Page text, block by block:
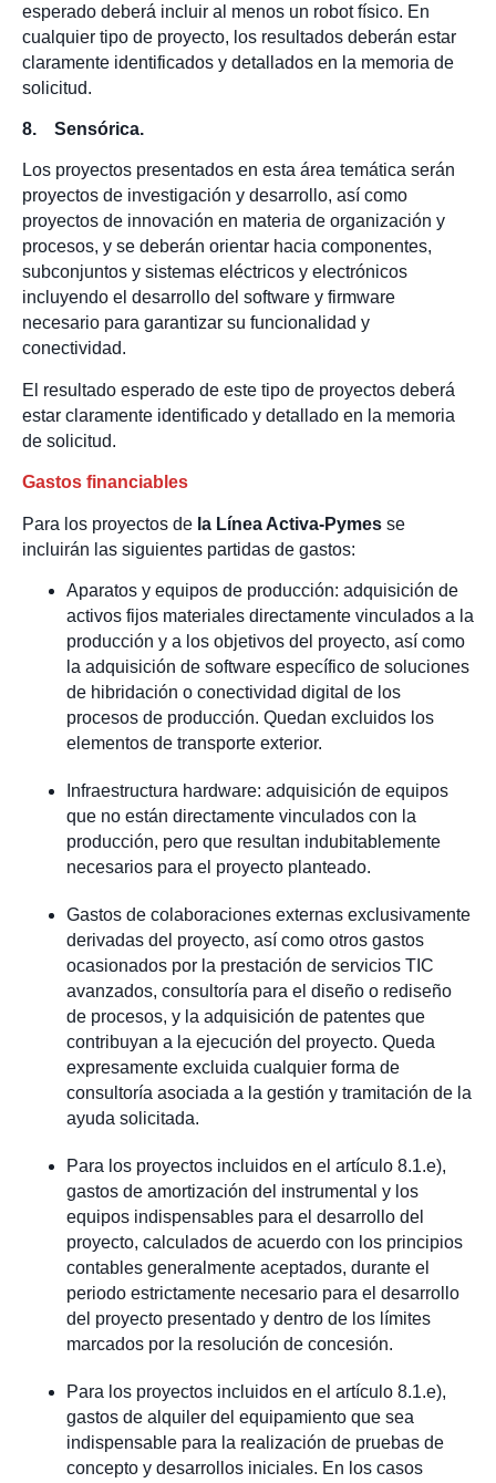
esperado deberá incluir al menos un robot físico. En
cualquier tipo de proyecto, los resultados deberán estar
claramente identificados y detallados en la memoria de
solicitud.
8. Sensórica.
Los proyectos presentados en esta área temática serán
proyectos de investigación y desarrollo, así como
proyectos de innovación en materia de organización y
procesos, y se deberán orientar hacia componentes,
subconjuntos y sistemas eléctricos y electrónicos
incluyendo el desarrollo del software y firmware
necesario para garantizar su funcionalidad y
conectividad.
El resultado esperado de este tipo de proyectos deberá
estar claramente identificado y detallado en la memoria
de solicitud.
Gastos financiables
Para los proyectos de la Línea Activa-Pymes se
incluirán las siguientes partidas de gastos:
Aparatos y equipos de producción: adquisición de
activos fijos materiales directamente vinculados a la
producción y a los objetivos del proyecto, así como
la adquisición de software específico de soluciones
de hibridación o conectividad digital de los
procesos de producción. Quedan excluidos los
elementos de transporte exterior.
Infraestructura hardware: adquisición de equipos
que no están directamente vinculados con la
producción, pero que resultan indubitablemente
necesarios para el proyecto planteado.
Gastos de colaboraciones externas exclusivamente
derivadas del proyecto, así como otros gastos
ocasionados por la prestación de servicios TIC
avanzados, consultoría para el diseño o rediseño
de procesos, y la adquisición de patentes que
contribuyan a la ejecución del proyecto. Queda
expresamente excluida cualquier forma de
consultoría asociada a la gestión y tramitación de la
ayuda solicitada.
Para los proyectos incluidos en el artículo 8.1.e),
gastos de amortización del instrumental y los
equipos indispensables para el desarrollo del
proyecto, calculados de acuerdo con los principios
contables generalmente aceptados, durante el
periodo estrictamente necesario para el desarrollo
del proyecto presentado y dentro de los límites
marcados por la resolución de concesión.
Para los proyectos incluidos en el artículo 8.1.e),
gastos de alquiler del equipamiento que sea
indispensable para la realización de pruebas de
concepto y desarrollos iniciales. En los casos